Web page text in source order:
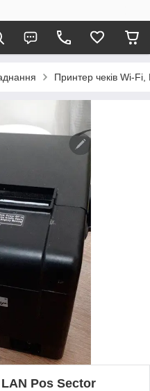
Принтер чеків Wi-
LAN Pos Sector